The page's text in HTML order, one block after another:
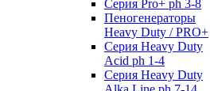
Серия Pro+ ph 3-8
Пеногенераторы
Heavy Duty / PRO+
Серия Heavy Duty
Acid ph 1-4
Серия Heavy Duty